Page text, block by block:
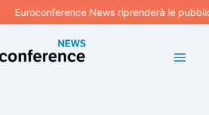
Euroconference News riprenderà le